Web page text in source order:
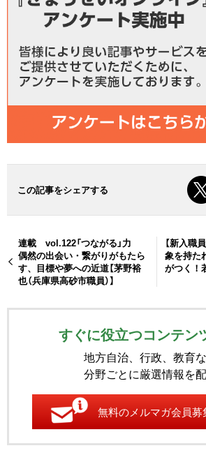
この記事をシェアする
連載 vol.122「つながる」力
偶然の出会い・繋がりがもたら
す、目標や夢への近道【茅野裕
也（兵庫県高砂市職員）】
【新入職
象を持た
がつく！
すぐに役立つコンテン
地方自治、行政、教育な
分野ごとに厳選情報を配
無料のメルマガ会員募